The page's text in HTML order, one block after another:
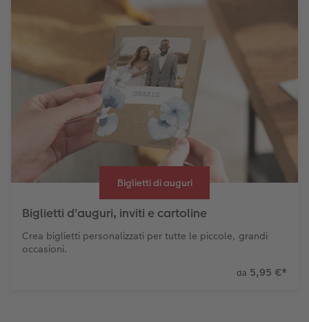
Biglietti di auguri
Biglietti d'auguri, inviti e cartoline
Crea biglietti personalizzati per tutte le piccole, grandi
occasioni.
da 5,95 €*